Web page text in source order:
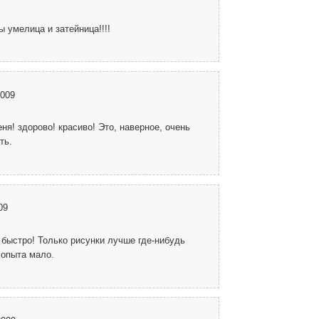
умелица и затейница!!!!
здорово! красиво! Это, наверное, очень
Только рисунки лучше где-нибудь
мало.